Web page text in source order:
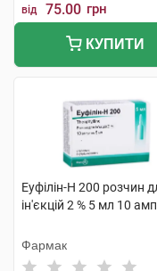
від 75.00 грн
КУПИТИ
Еуфілін-Н 200 розчин
ін'єкцій 2 % 5 мл 10
Фармак